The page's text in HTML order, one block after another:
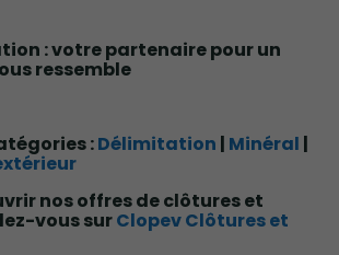
: votre partenaire pour un
ressemble
:Délimitation | Minéral |
nos offres de clôtures et
vous surClopev Clôtures et